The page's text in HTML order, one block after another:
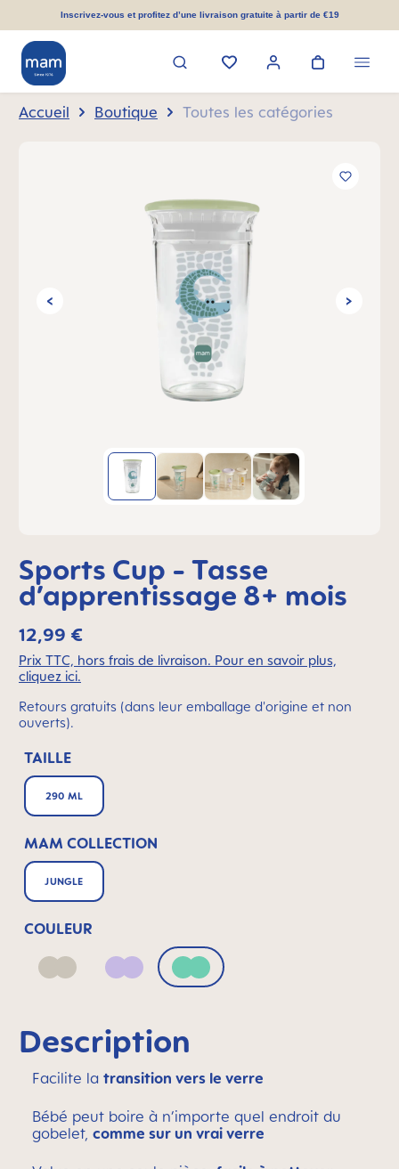
principal
Inscrivez-vous et profitez d’une livraison gratuite à partir de €19
Accueil Boutique Toutes les catégories
Sports Cup - Tasse
d’apprentissage 8+ mois
12,99 €
Prix TTC, hors frais de livraison. Pour en savoir plus,
cliquez ici.
Retours gratuits (dans leur emballage d'origine et non
ouverts).
TAILLE
290 ML
MAM COLLECTION
JUNGLE
COULEUR
Neutral Lilac Green
Description
Facilite la transition vers le verre
Bébé peut boire à n’importe quel endroit du
gobelet, comme sur un vrai verre